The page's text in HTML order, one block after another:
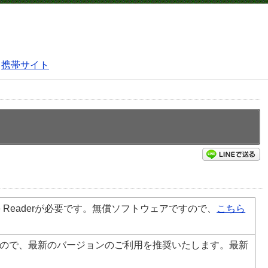
携帯サイト
Readerが必要です。無償ソフトウェアですので、
こちら
で、最新のバージョンのご利用を推奨いたします。最新